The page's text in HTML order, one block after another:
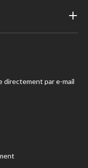
directement par e-mail